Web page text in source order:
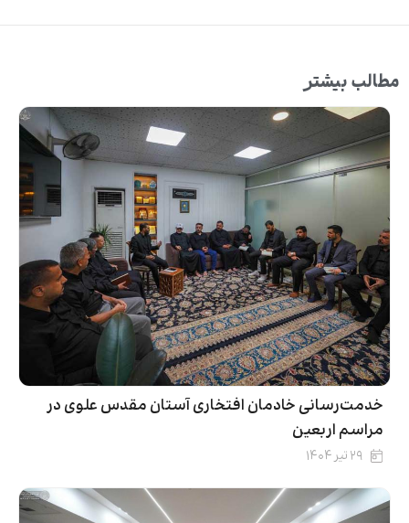
مطالب بیشتر
خدمت‌رسانی خادمان افتخاری آستان مقدس علوی در
مراسم اربعین
۲۹ تیر ۱۴۰۴